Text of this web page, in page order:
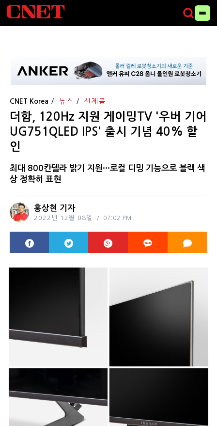
CNET Korea 뉴스 신제품
더함, 120Hz 지원 게이밍TV '우버 기어
UG751QLED IPS' 출시 기념 40% 할
인
최대 800칸델라 밝기 지원···로컬 디밍 기능으로 블랙 색
상 정확히 표현
홍상현 기자
2022년 12월 08일 07:02 PM